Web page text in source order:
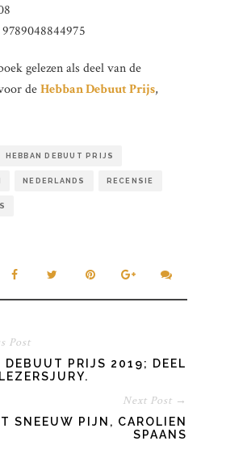
9789048844975
gelezen als deel van de
deHebban Debuut Prijs,
HEBBAN DEBUUT PRIJS
NEDERLANDS RECENSIE
Post
DEBUUT PRIJS 2019; DEEL
Next Post →
SNEEUW PIJN, CAROLIEN
SPAANS